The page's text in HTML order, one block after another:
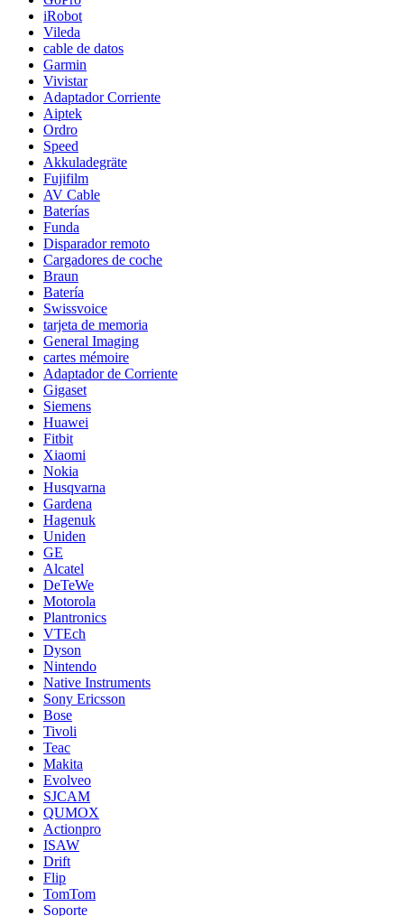
iRobot
Vileda
cable de datos
Garmin
Vivistar
Adaptador Corriente
Aiptek
Ordro
Speed
Akkuladegräte
Fujifilm
AV Cable
Baterías
Funda
Disparador remoto
Cargadores de coche
Braun
Batería
Swissvoice
tarjeta de memoria
General Imaging
cartes mémoire
Adaptador de Corriente
Gigaset
Siemens
Huawei
Fitbit
Xiaomi
Nokia
Husqvarna
Gardena
Hagenuk
Uniden
GE
Alcatel
DeTeWe
Motorola
Plantronics
VTEch
Dyson
Nintendo
Native Instruments
Sony Ericsson
Bose
Tivoli
Teac
Makita
Evolveo
SJCAM
QUMOX
Actionpro
ISAW
Drift
Flip
TomTom
Soporte